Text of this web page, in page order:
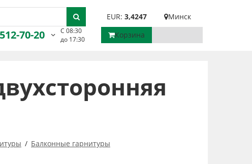
EUR: 3,4247
Минск
70-20
С 08:30
до 17:30
Корзина
Балконные гарнитуры